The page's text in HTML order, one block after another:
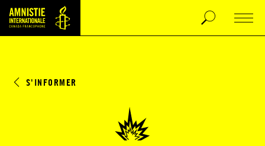
S'INFORMER